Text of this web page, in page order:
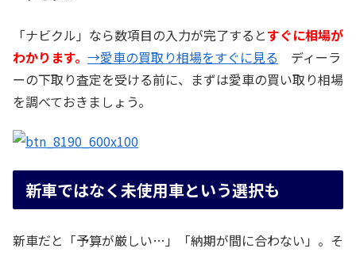
「ナビクル」なら数項目の入力が完了するとすぐに相場が
わかります。 →愛車の買取り相場をすぐに見る ディーラ
ーの下取り査定を受ける前に、まずは愛車の買い取り相場
を調べておきましょう。
新車ではなく未使用車という選択も
新車だと「予算が厳しい…」「納期が間に合わない」。そ